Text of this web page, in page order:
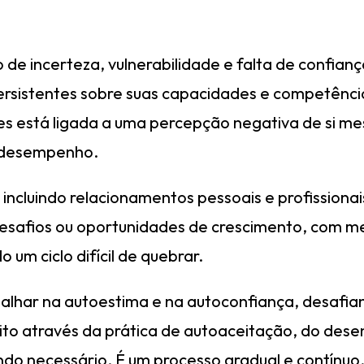
incerteza, vulnerabilidade e falta de
sobre suas capacidades e
está ligada a uma percepção negativa de si
relacionamentos pessoais e
ou oportunidades de crescimento, com
um ciclo difícil de quebrar.
na autoestima e na autoconfiança,
através da prática de autoaceitação, do
necessário. É um processo gradual e